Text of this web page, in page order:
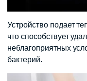
Устройство подает
что способствует
неблагоприятных
бактерий.